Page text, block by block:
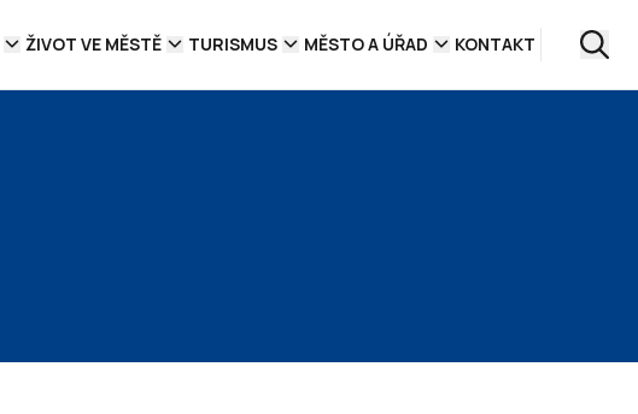
ŽIVOT VE MĚSTĚ TURISMUS MĚSTO A ÚŘAD KONTAKT